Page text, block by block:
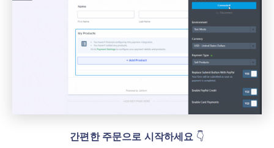
간편한 주문으로 시작하세요 👇